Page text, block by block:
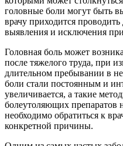
головные боли могут быть
врачу приходится
выявления и исключения
Головная боль может
после тяжелого труда, при
длительном пребывании в
боли стали постоянным и
увеличивается, а такие
болеутоляющих препаратов
необходимо обратиться к
конкретной причины.